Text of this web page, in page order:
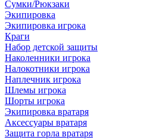
Сумки/Рюкзаки
Экипировка
Экипировка игрока
Краги
Набор детской защиты
Наколенники игрока
Налокотники игрока
Наплечник игрока
Шлемы игрока
Шорты игрока
Экипировка вратаря
Аксессуары вратаря
Защита горла вратаря